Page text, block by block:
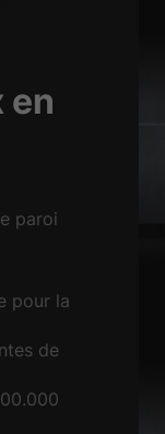
en
paroi
pour la
de